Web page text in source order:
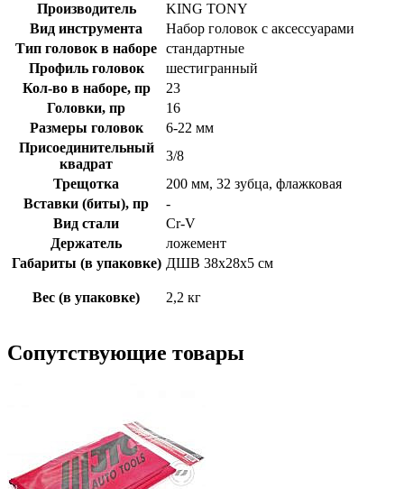
Производитель
KING TONY
Вид инструмента
Набор головок с аксессуарами
Тип головок в наборе стандартные
Профиль головок
шестигранный
Кол-во в наборе, пр
23
Головки, пр
16
Размеры головок
6-22 мм
Присоединительный
квадрат
3/8
Трещотка
200 мм, 32 зубца, флажковая
Вставки (биты), пр
-
Вид стали
Cr-V
Держатель
ложемент
Габариты (в упаковке) ДШВ 38х28х5 см
Вес (в упаковке) 2,2 кг
Сопутствующие товары